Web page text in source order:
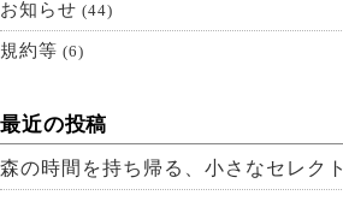
お知らせ (44)
規約等 (6)
最近の投稿
森の時間を持ち帰る、小さなセレク